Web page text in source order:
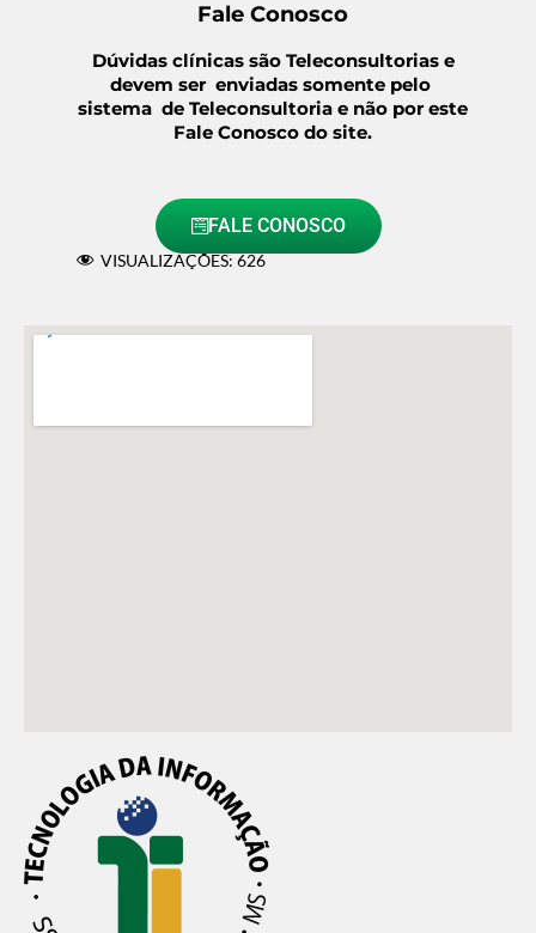
Fale Conosco
Dúvidas clínicas são Teleconsultorias e
devem ser enviadas somente pelo
sistema de Teleconsultoria e não por este
Fale Conosco do site.
FALE CONOSCO
VISUALIZAÇÕES:626